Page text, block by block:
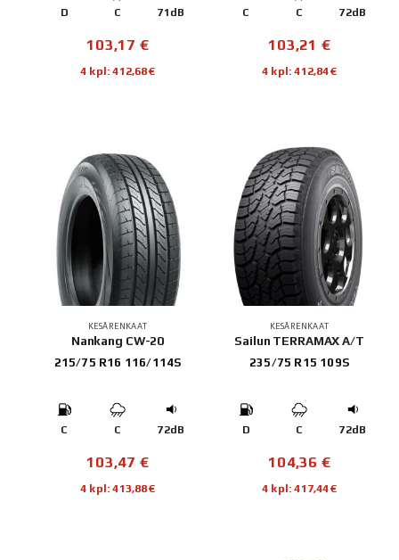
D C 71dB
103,17 €
4 kpl: 412,68€
C C 72dB
103,21 €
4 kpl: 412,84€
KESÄRENKAAT
Nankang CW-20
215/75 R16 116/114S
C C 72dB
103,47 €
4 kpl: 413,88€
KESÄRENKAAT
Sailun TERRAMAX A/T
235/75 R15 109S
D C 72dB
104,36 €
4 kpl: 417,44€